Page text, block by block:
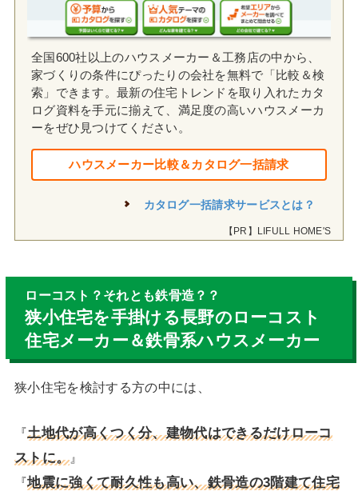
全国600社以上のハウスメーカー＆工務店の中から、
家づくりの条件にぴったりの会社を無料で「比較＆検
索」できます。最新の住宅トレンドを取り入れたカタ
ログ資料を手元に揃えて、満足度の高いハウスメーカ
ーをぜひ見つけてください。
ハウスメーカー比較＆カタログ一括請求
カタログ一括請求サービスとは？
【PR】LIFULL HOME'S
ローコスト？それとも鉄骨造？？
狭小住宅を手掛ける長野のローコスト
住宅メーカー＆鉄骨系ハウスメーカー
狭小住宅を検討する方の中には、
『土地代が高くつく分、建物代はできるだけローコ
ストに。 』
『地震に強くて耐久性も高い、鉄骨造の3階建て住宅